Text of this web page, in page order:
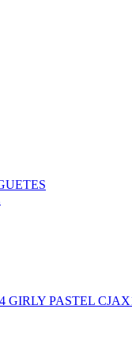
GIRLY PASTEL